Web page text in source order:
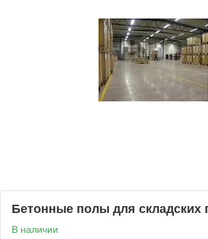
Бетонные полы для складских
В наличии